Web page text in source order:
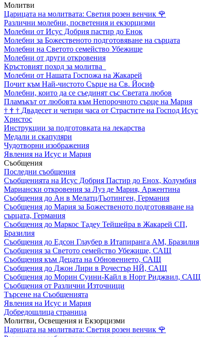
Молитви
Царицата на молитвата: Светия розен венчик 🌹
Различни молебни, посветения и екзорцизми
Молебни от Исус Добрия пастир до Енок
Молебни за Божественото подготовяване на сърцата
Молебни на Светото семейство Убежище
Молебни от други откровения
Кръстовият поход за молитва
Молебни от Нашата Госпожа на Жакарей
Почит към Най-чистото Сърце на Св. Йосиф
Молебни, които да се съединят със Светата любов
Пламъкът от любовта към Непорочното сърце на Мария
† † † Двадесет и четири часа от Страстите на Господ Исус
Христос
Инструкции за подготовката на лекарства
Медали и скапуляри
Чудотворни изображения
Явления на Исус и Мария
Съобщения
Последни съобщения
Съобщенията на Исус Добрия Пастир до Енох, Колумбия
Мариански откровения за Луз де Мария, Аржентина
Съобщения до Ан в Мелатц/Гьотинген, Германия
Съобщения до Мария за Божественото подготовяване на
сърцата, Германия
Съобщения до Маркос Тадеу Тейшейра в Жакарей СП,
Бразилия
Съобщения до Едсон Глаубер в Итапиранга АМ, Бразилия
Съобщения за Светото семейство Убежище, САЩ
Съобщения към Децата на Обновението, САЩ
Съобщения до Джон Лири в Рочестър НЙ, САЩ
Съобщения до Морин Суини-Кайл в Норт Риджвил, САЩ
Съобщения от Различни Източници
Търсене на Съобщенията
Явления на Исус и Мария
Добредошлица страница
Молитви, Освещения и Екзорцизми
Царицата на молитвата: Светия розен венчик 🌹